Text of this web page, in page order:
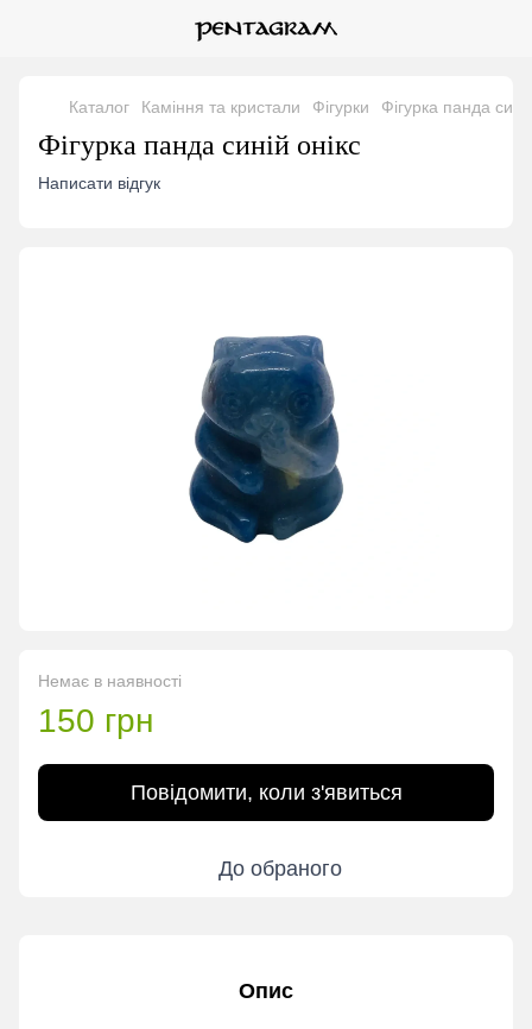
Каталог Каміння та кристали Фігурки Фігурка панда
Фігурка панда синій онікс
Написати відгук
Немає в наявності
150 грн
Повідомити, коли з'явиться
До обраного
Опис